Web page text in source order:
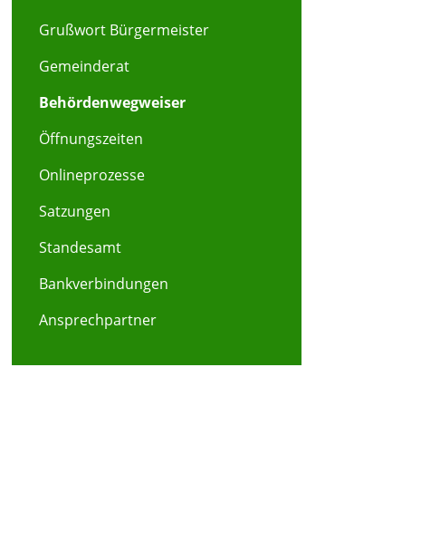
Grußwort Bürgermeister
Gemeinderat
Behördenwegweiser
Öffnungszeiten
Onlineprozesse
Satzungen
Standesamt
Bankverbindungen
Ansprechpartner